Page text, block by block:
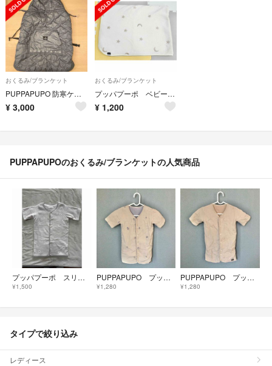
おくるみ/ブランケット
PUPPAPUPO 防寒ケープ
¥ 3,000
おくるみ/ブランケット
プッパプーポ ベビー ブランケット 冬 ひざ掛け 毛布 赤ちゃん
¥ 1,200
PUPPAPUPOのおくるみ/ブランケットの人気商品
プッパプーポ スリーパー
¥1,500
PUPPAPUPO プッパプーポ 6重ガーゼ スリーパー 袖あり S フラワー
¥1,280
PUPPAPUPO プッパプーポ 6重ガーゼ スリーパー 袖あり S スター 綿
¥1,280
タイプで絞り込み
レディース